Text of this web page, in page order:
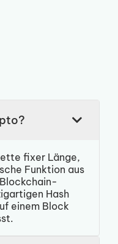
fixer Länge,
Funktion aus
Hash
einem Block